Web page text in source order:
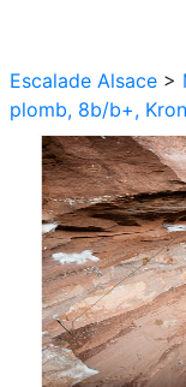
Escalade Alsace >
plomb, 8b/b+,